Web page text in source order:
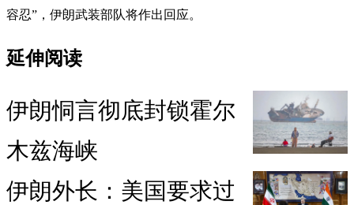
容忍”，伊朗武装部队将作出回应。
延伸阅读
伊朗恫言彻底封锁霍尔
木兹海峡
伊朗外长：美国要求过